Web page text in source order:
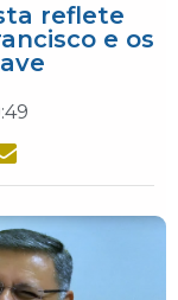
reflete
e os